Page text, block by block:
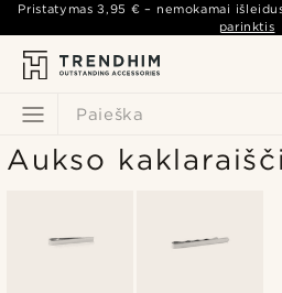
Paieška
Pristatymas3,95 € – nemokamai
parinktis
Aukso